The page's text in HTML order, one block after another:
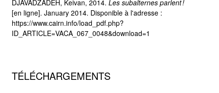
DJAVADZADEH, Keivan, 2014. Les subalternes parlent !
[en ligne]. January 2014. Disponible à l'adresse :
https://www.cairn.info/load_pdf.php?
ID_ARTICLE=VACA_067_0048&download=1
TÉLÉCHARGEMENTS